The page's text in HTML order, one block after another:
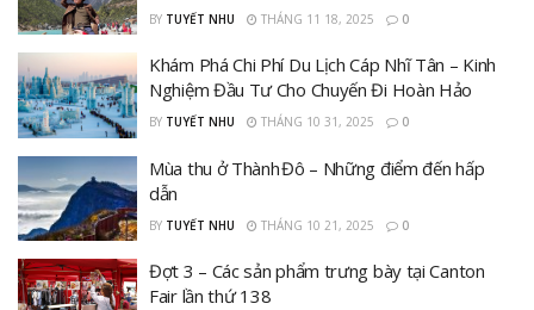
BY TUYẾT NHU THÁNG 11 18, 2025 0
Khám Phá Chi Phí Du Lịch Cáp Nhĩ Tân – Kinh
Nghiệm Đầu Tư Cho Chuyến Đi Hoàn Hảo
BY TUYẾT NHU THÁNG 10 31, 2025 0
Mùa thu ở Thành Đô – Những điểm đến hấp
dẫn
BY TUYẾT NHU THÁNG 10 21, 2025 0
Đợt 3 – Các sản phẩm trưng bày tại Canton
Fair lần thứ 138